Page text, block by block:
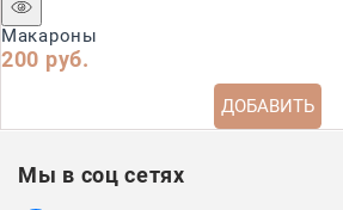
Макароны
200 руб.
ДОБАВИТЬ
Мы в соц сетях